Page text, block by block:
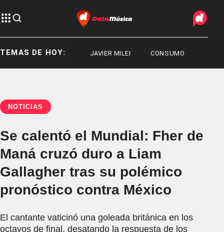
TEMAS DE HOY:
DEPORTES JAVIER MILEI CONSUMO
NOTICIAS
Se calentó el Mundial: Fher de
Maná cruzó duro a Liam
Gallagher tras su polémico
pronóstico contra México
El cantante vaticinó una goleada británica en los
octavos de final, desatando la respuesta de los